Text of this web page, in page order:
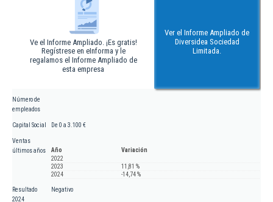
Ve el Informe Ampliado. ¡Es gratis!
Regístrese en eInforma y le
regalamos el Informe Ampliado de
esta empresa
Ver el Informe Ampliado de
Diversidea Sociedad
Limitada.
Número de
empleados
Capital Social De 0 a 3.100 €
Ventas
últimos años
Año
Variación
2022
2023
11,81 %
2024
-14,74 %
Resultado
2024
Negativo